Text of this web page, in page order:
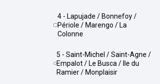
4 - Lapujade / Bonnefoy /
Périole / Marengo / La
Colonne
5 - Saint-Michel / Saint-Agne /
Empalot / Le Busca / Ile du
Ramier / Monplaisir